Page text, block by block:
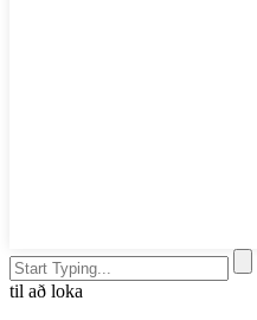
til að loka